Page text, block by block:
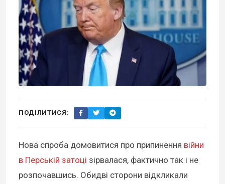
ПОДІЛИТИСЯ:
Нова спроба домовитися про припинення війни
в Перській затоці зірвалася, фактично так і не
розпочавшись. Обидві сторони відкликали